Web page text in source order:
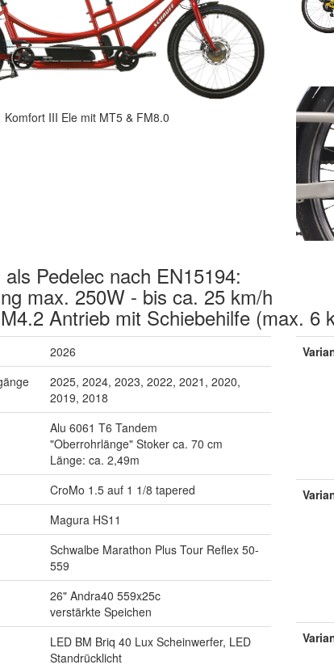
Komfort III Ele mit MT5 & FM8.0
Pedelec nach EN15194:
max. 250W - bis ca. 25 km/h
Antrieb mit Schiebehilfe (max. 6
2026
2025, 2024, 2023, 2022, 2021, 2020,
2019, 2018
Alu 6061 T6 Tandem
"Oberrohrlänge" Stoker ca. 70 cm
Länge: ca. 2,49m
CroMo 1.5 auf 1 1/8 tapered
Magura HS11
Schwalbe Marathon Plus Tour Reflex 50-
559
26" Andra40 559x25c
verstärkte Speichen
LED BM Briq 40 Lux Scheinwerfer, LED
Standrücklicht